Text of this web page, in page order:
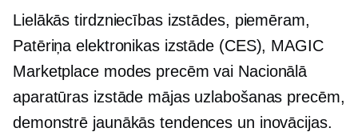
Lielākās tirdzniecības izstādes, piemēram,
Patēriņa elektronikas izstāde (CES), MAGIC
Marketplace modes precēm vai Nacionālā
aparatūras izstāde mājas uzlabošanas precēm,
demonstrē jaunākās tendences un inovācijas.